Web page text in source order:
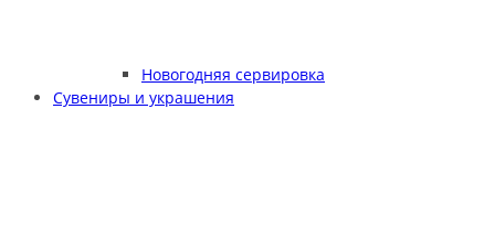
Новогодняя сервировка
Сувениры и украшения